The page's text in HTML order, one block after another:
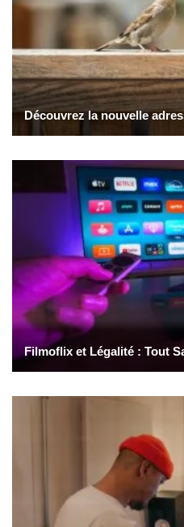
Découvrez la nouvelle
Filmoflix et Légalité : Tout